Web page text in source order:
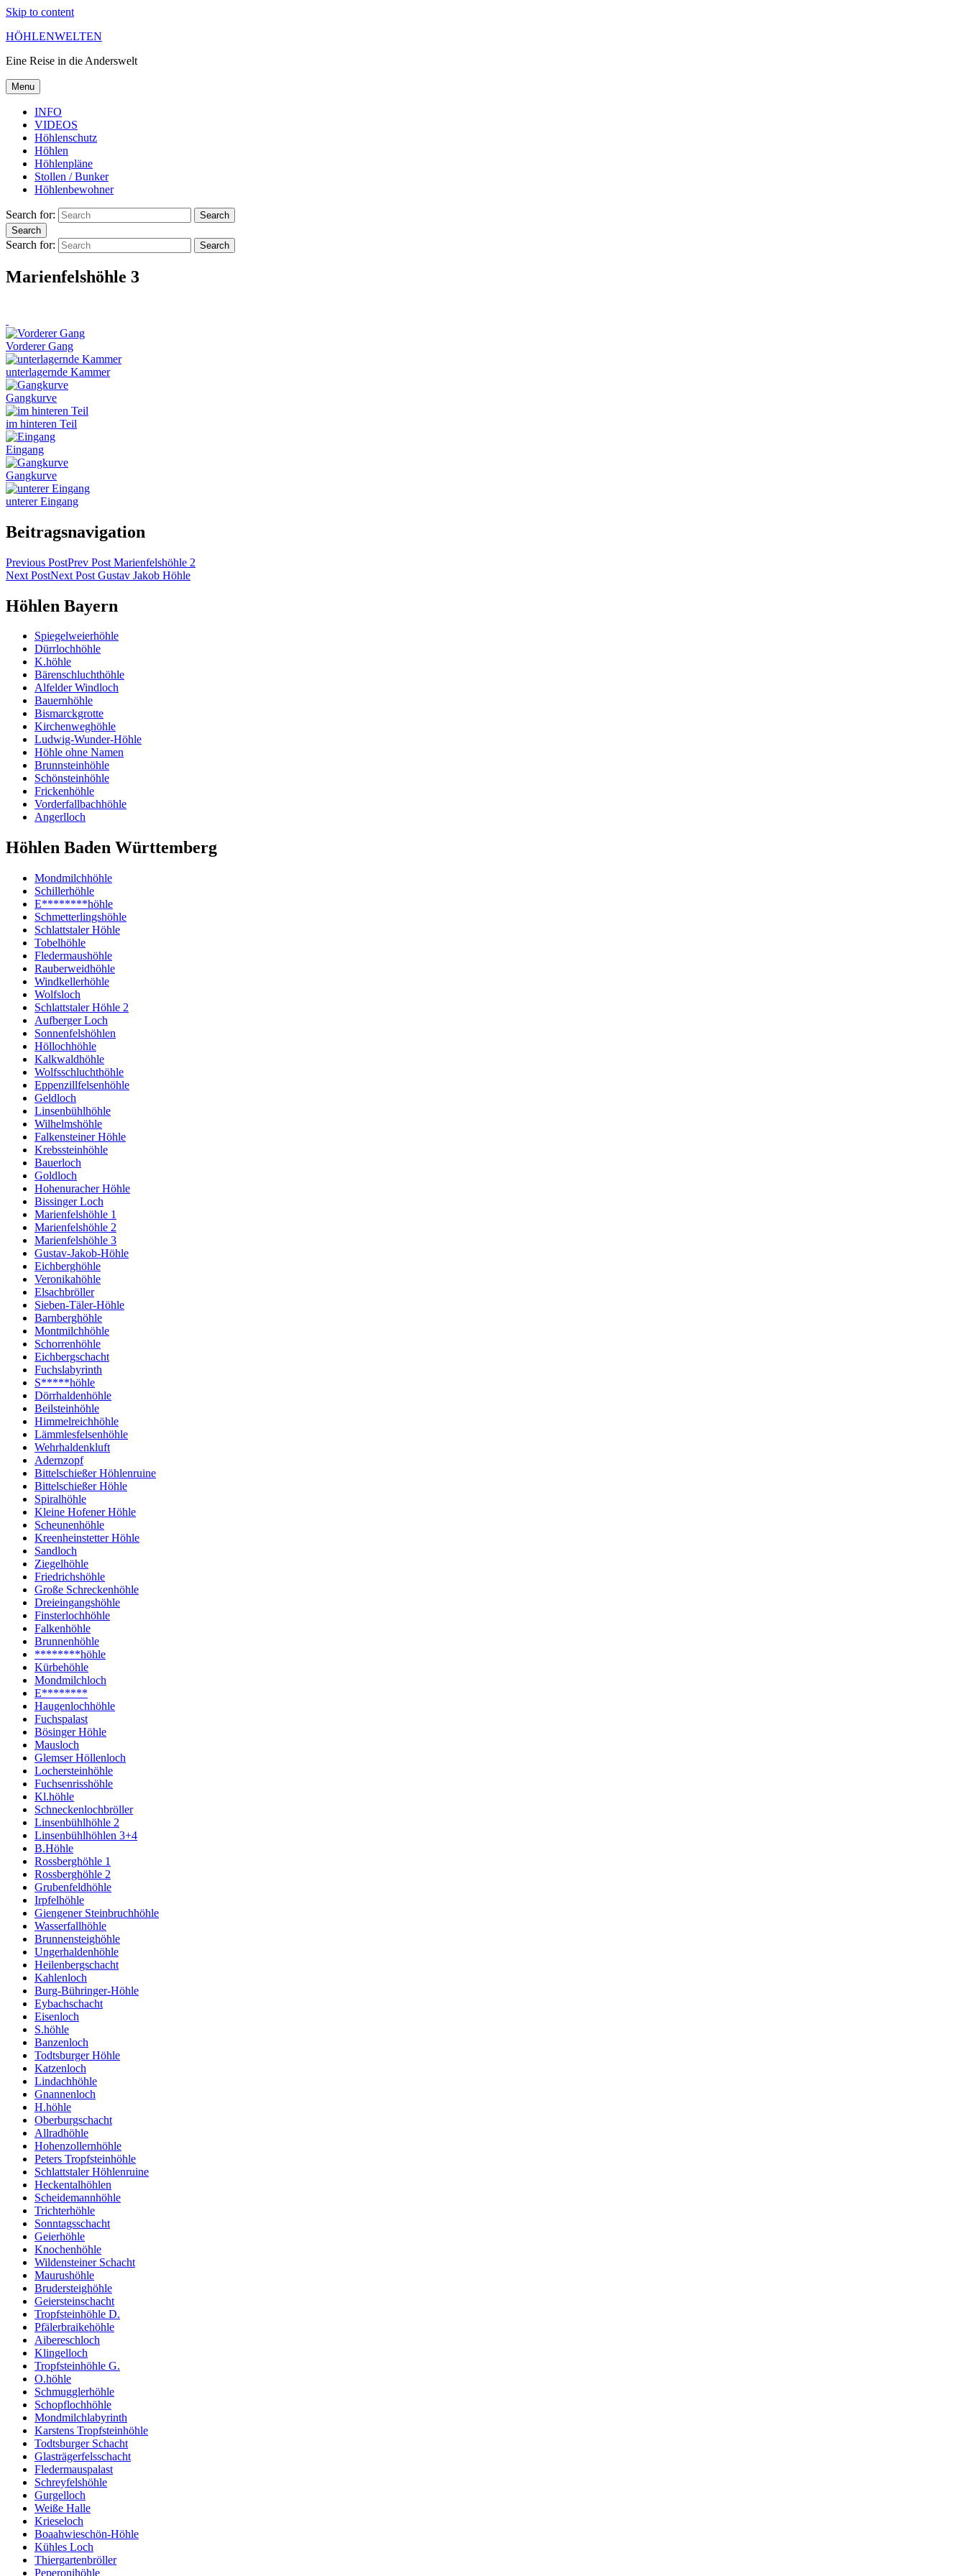
Skip to content
HÖHLENWELTEN
Eine Reise in die Anderswelt
Menu
INFO
VIDEOS
Höhlenschutz
Höhlen
Höhlenpläne
Stollen / Bunker
Höhlenbewohner
Search for:
Search
Search
Search for: Search
Marienfelshöhle 3
Vorderer Gang
unterlagernde Kammer
Gangkurve
im hinteren Teil
Eingang
Gangkurve
unterer Eingang
Beitragsnavigation
Previous PostPrev Post Marienfelshöhle 2
Next PostNext Post Gustav Jakob Höhle
Höhlen Bayern
Spiegelweierhöhle
Dürrlochhöhle
K.höhle
Bärenschluchthöhle
Alfelder Windloch
Bauernhöhle
Bismarckgrotte
Kirchenweghöhle
Ludwig-Wunder-Höhle
Höhle ohne Namen
Brunnsteinhöhle
Schönsteinhöhle
Frickenhöhle
Vorderfallbachhöhle
Angerlloch
Höhlen Baden Württemberg
Mondmilchhöhle
Schillerhöhle
E********höhle
Schmetterlingshöhle
Schlattstaler Höhle
Tobelhöhle
Fledermaushöhle
Rauberweidhöhle
Windkellerhöhle
Wolfsloch
Schlattstaler Höhle 2
Aufberger Loch
Sonnenfelshöhlen
Höllochhöhle
Kalkwaldhöhle
Wolfsschluchthöhle
Eppenzillfelsenhöhle
Geldloch
Linsenbühlhöhle
Wilhelmshöhle
Falkensteiner Höhle
Krebssteinhöhle
Bauerloch
Goldloch
Hohenuracher Höhle
Bissinger Loch
Marienfelshöhle 1
Marienfelshöhle 2
Marienfelshöhle 3
Gustav-Jakob-Höhle
Eichberghöhle
Veronikahöhle
Elsachbröller
Sieben-Täler-Höhle
Barnberghöhle
Montmilchhöhle
Schorrenhöhle
Eichbergschacht
Fuchslabyrinth
S*****höhle
Dörrhaldenhöhle
Beilsteinhöhle
Himmelreichhöhle
Lämmlesfelsenhöhle
Wehrhaldenkluft
Adernzopf
Bittelschießer Höhlenruine
Bittelschießer Höhle
Spiralhöhle
Kleine Hofener Höhle
Scheunenhöhle
Kreenheinstetter Höhle
Sandloch
Ziegelhöhle
Friedrichshöhle
Große Schreckenhöhle
Dreieingangshöhle
Finsterlochhöhle
Falkenhöhle
Brunnenhöhle
********höhle
Kürbehöhle
Mondmilchloch
E********
Haugenlochhöhle
Fuchspalast
Bösinger Höhle
Mausloch
Glemser Höllenloch
Lochersteinhöhle
Fuchsenrisshöhle
Kl.höhle
Schneckenlochbröller
Linsenbühlhöhle 2
Linsenbühlhöhlen 3+4
B.Höhle
Rossberghöhle 1
Rossberghöhle 2
Grubenfeldhöhle
Irpfelhöhle
Giengener Steinbruchhöhle
Wasserfallhöhle
Brunnensteighöhle
Ungerhaldenhöhle
Heilenbergschacht
Kahlenloch
Burg-Bühringer-Höhle
Eybachschacht
Eisenloch
S.höhle
Banzenloch
Todtsburger Höhle
Katzenloch
Lindachhöhle
Gnannenloch
H.höhle
Oberburgschacht
Allradhöhle
Hohenzollernhöhle
Peters Tropfsteinhöhle
Schlattstaler Höhlenruine
Heckentalhöhlen
Scheidemannhöhle
Trichterhöhle
Sonntagsschacht
Geierhöhle
Knochenhöhle
Wildensteiner Schacht
Maurushöhle
Brudersteighöhle
Geiersteinschacht
Tropfsteinhöhle D.
Pfälerbraikehöhle
Aibereschloch
Klingelloch
Tropfsteinhöhle G.
O.höhle
Schmugglerhöhle
Schopflochhöhle
Mondmilchlabyrinth
Karstens Tropfsteinhöhle
Todtsburger Schacht
Glasträgerfelsschacht
Fledermauspalast
Schreyfelshöhle
Gurgelloch
Weiße Halle
Krieseloch
Boaahwieschön-Höhle
Kühles Loch
Thiergartenbröller
Peperonihöhle